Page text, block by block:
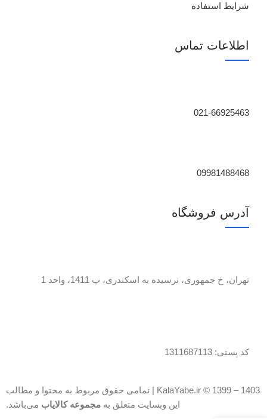
آدرس فروشگاه
تهران، خ جمهوری، نرسیده به اسکندری، پ 1411، واحد 1
کد پستی: 1311687113
اطلاعات تماس
021-66925463
09981488468
شرایط استفاده
KalaYabe.ir © 1399 – 1403 | تمامی حقوق مربوط به محتوا و مطالب
این وبسایت متعلق به مجموعه کالایاب می‌باشد.